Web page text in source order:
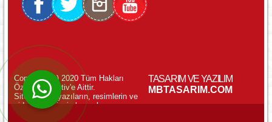
WhatsApp ile Online Destek!
Copyright (c) 2020 Tüm Hakları
Özkar Otomotiv'e Aittir.
Sitemizdeki yazıların, resimlerin ve
videoların izinsiz kopyalanması
yasaktır.
TASARIM VE YAZILIM
MBTASARIM.COM